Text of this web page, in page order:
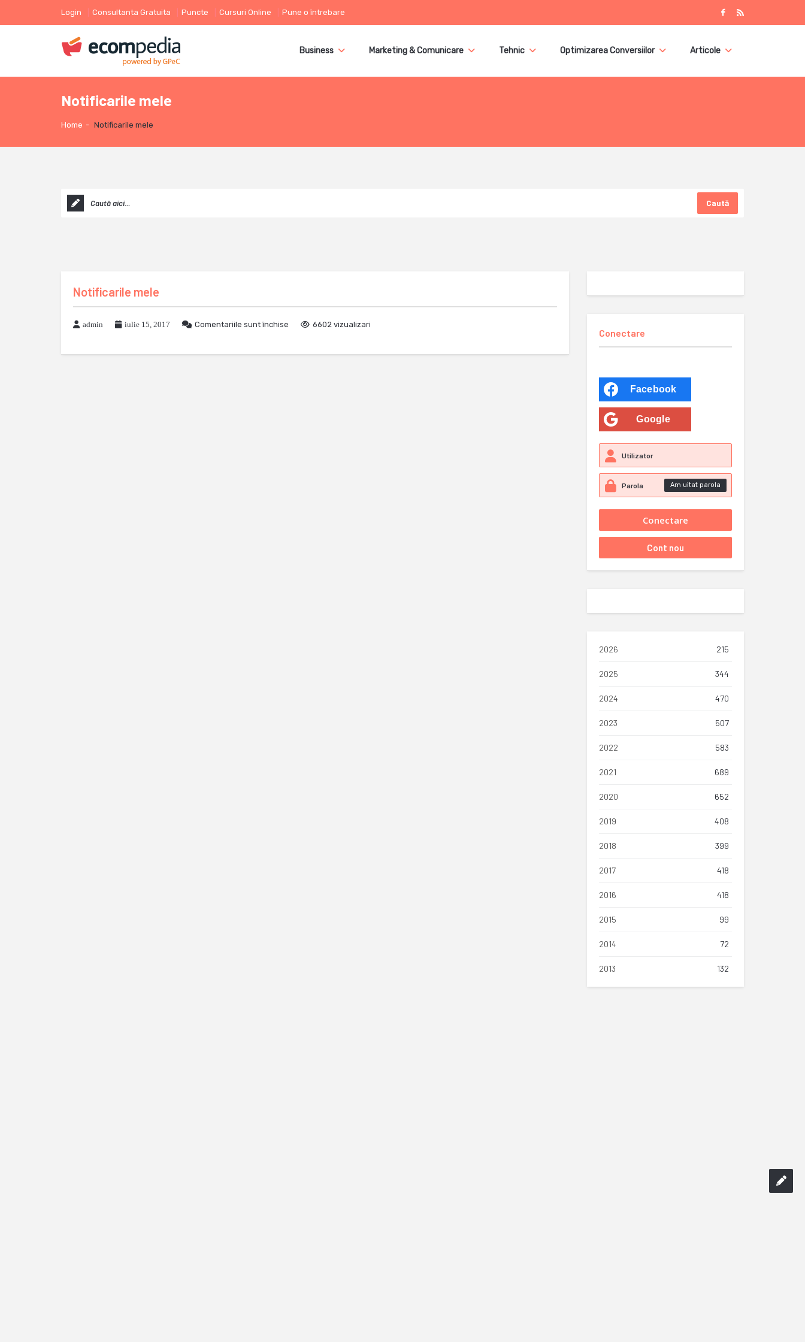
Login Consultanta Gratuita Puncte Cursuri Online Pune o întrebare
Business Marketing & Comunicare Tehnic Optimizarea Conversiilor Articole
Notificarile mele
Home - Notificarile mele
Caută
Notificarile mele
admin iulie 15, 2017 Comentariile sunt închise 6602 vizualizari
Conectare
Facebook
Google
Am uitat parola
2026 215
2025 344
2024 470
2023 507
2022 583
2021 689
2020 652
2019 408
2018 399
2017 418
2016 418
2015 99
2014 72
2013 132